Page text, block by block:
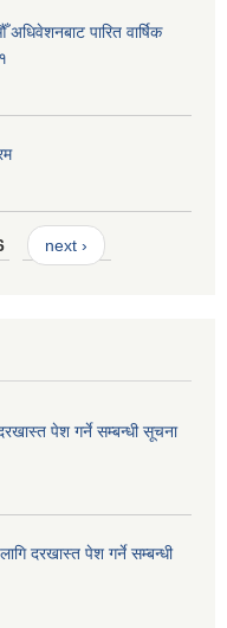
पारित वार्षिक
next ›
पेश गर्ने सम्बन्धी सूचना
दरखास्त पेश गर्ने सम्बन्धी